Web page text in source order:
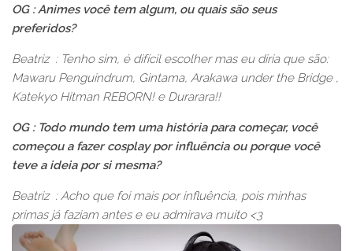
OG : Animes você tem algum, ou quais são seus
preferidos?
Beatriz : Tenho sim, é difícil escolher mas eu diria que são:
Mawaru Penguindrum, Gintama, Arakawa under the Bridge ,
Katekyo Hitman REBORN! e Durarara!!
OG : Todo mundo tem uma história para começar, você
começou a fazer cosplay por influência ou porque você
teve a ideia por si mesma?
Beatriz : Acho que foi mais por influência, pois minhas
primas já faziam antes e eu admirava muito <3